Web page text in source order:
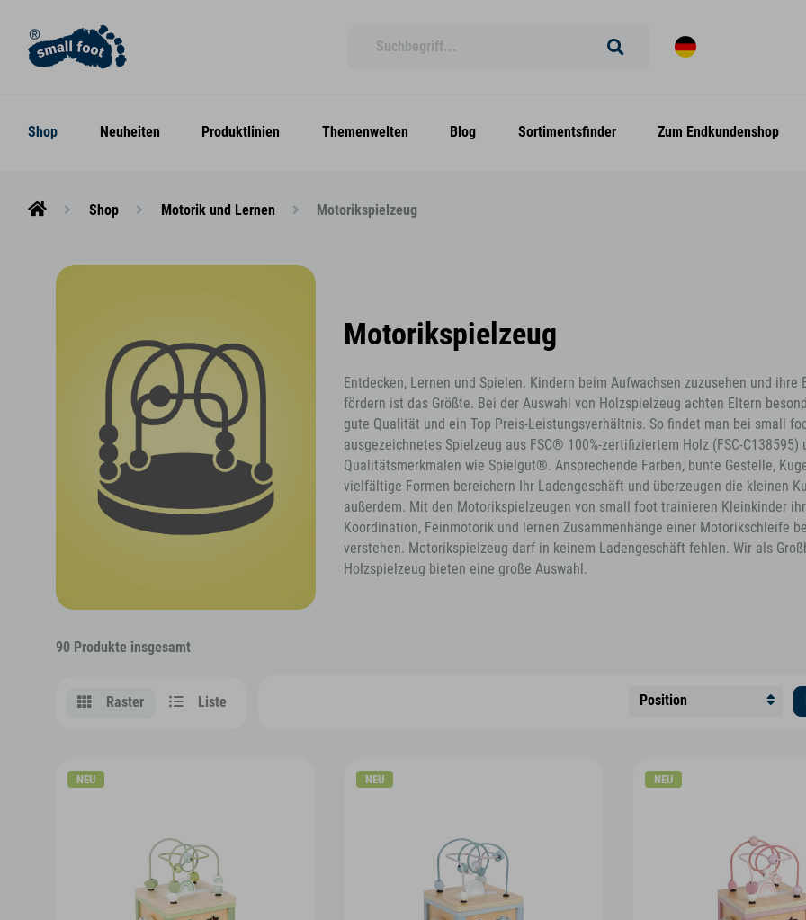
Shop Neuheiten Produktlinien Themenwelten Blog Sortimentsfinder Zum Endkundenshop
Shop Motorik und Lernen Motorikspielzeug
Motorikspielzeug
Entdecken, Lernen und Spielen. Kindern beim Aufwachsen zuzusehen und ihre
fördern ist das Größte. Bei der Auswahl von Holzspielzeug achten Eltern
gute Qualität und ein Top Preis-Leistungsverhältnis. So findet man bei small
ausgezeichnetes Spielzeug aus FSC® 100%-zertifiziertem Holz (FSC-C138595)
Qualitätsmerkmalen wie Spielgut®. Ansprechende Farben, bunte Gestelle,
vielfältige Formen bereichern Ihr Ladengeschäft und überzeugen die kleinen
außerdem. Mit den Motorikspielzeugen von small foot trainieren Kleinkinder
Koordination, Feinmotorik und lernen Zusammenhänge einer Motorikschleife
verstehen. Motorikspielzeug darf in keinem Ladengeschäft fehlen. Wir als
Holzspielzeug bieten eine große Auswahl.
90 Produkte insgesamt
Raster Liste
NEU NEU NEU